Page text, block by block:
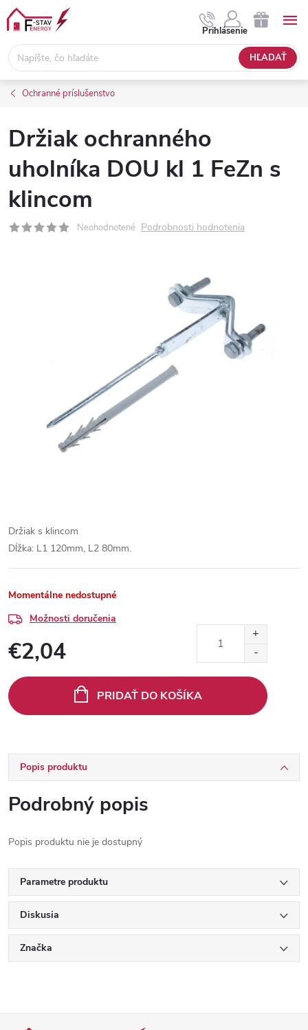
Prejsť
obsah
HĽADAŤ
Prihlásenie
NÁKUPNÝ
KOŠÍK
Ochranné príslušenstvo
Držiak ochranného
uholníka DOU kl 1 FeZn s
klincom
Neohodnotené Podrobnosti hodnotenia
Držiak s klincom
Dĺžka: L1 120mm, L2 80mm.
Momentálne nedostupné
Možnosti doručenia
€2,04
cena:
PRIDAŤ DO KOŠÍKA
Popis produktu
Podrobný popis
Popis produktu nie je dostupný
Parametre produktu
Diskusia
Značka